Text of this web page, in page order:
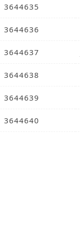
3644635
3644636
3644637
3644638
3644639
3644640